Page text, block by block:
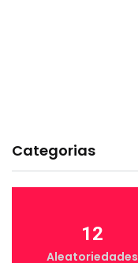
Categorias
12
Aleatoriedades